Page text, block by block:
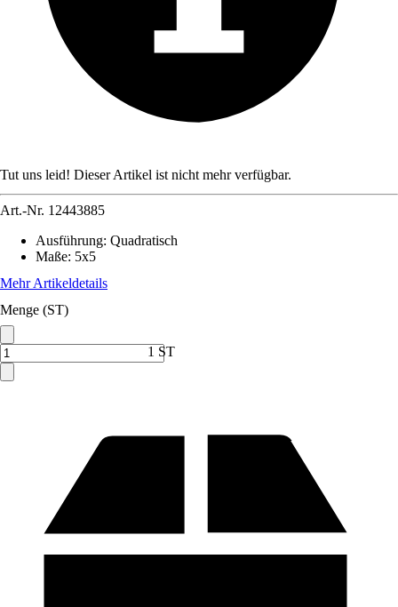
Tut uns leid! Dieser Artikel ist nicht mehr verfügbar.
Art.-Nr. 12443885
Ausführung: Quadratisch
Maße: 5x5
Mehr Artikeldetails
Menge (ST)
1 ST